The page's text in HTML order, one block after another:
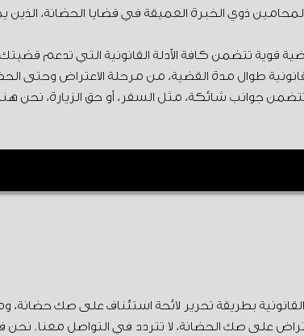
ذوي الخبرة العميقة في قضايا الحضانة، الذين
قوية تتضمن كافة الأدلة القانونية التي تدعم
طوال مدة القضية، من مرحلة الاعتراض وحتى
تتضمن جوانب شائكة، مثل السفر، أو حق الزيارة، نحن
والالتزام بالمواعيد.
القانونية بطريقة تحرير لائحة استئناف على صك
على صك الحضانة، لا تتردد في التواصل